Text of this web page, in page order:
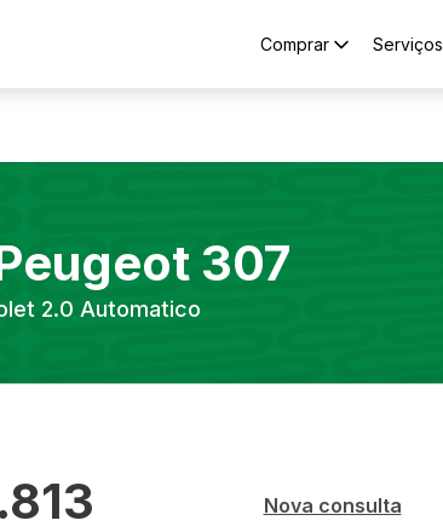
Comprar Serviços
307
2.0 Automatico
Nova consulta